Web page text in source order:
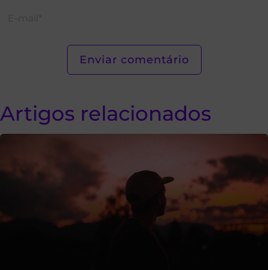
Artigos relacionados